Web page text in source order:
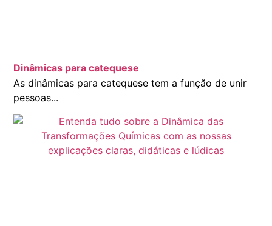
Dinâmicas para catequese
As dinâmicas para catequese tem a função de unir
pessoas...